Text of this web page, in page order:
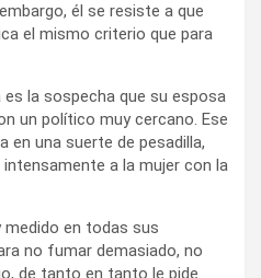
él se resiste a que
el mismo criterio que para
la sospecha que su esposa
un político muy cercano. Ese
una suerte de pesadilla,
a la mujer con la
en todas sus
no fumar demasiado, no